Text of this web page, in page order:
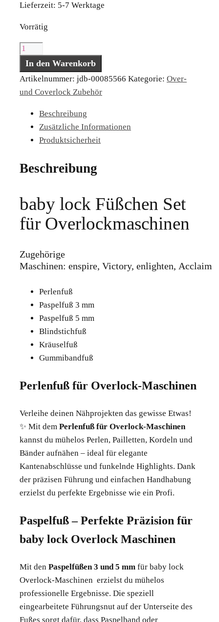
Lieferzeit: 5-7 Werktage
Vorrätig
baby
lock
Füßchen
Overlockmaschinen
Menge
In den Warenkorb
Artikelnummer: jdb-00085566 Kategorie: Over-
und Coverlock Zubehör
Beschreibung
Zusätzliche Informationen
Produktsicherheit
Beschreibung
baby lock Füßchen Set
für Overlockmaschinen
Zugehörige
Maschinen: enspire, Victory, enlighten, Acclaim
Perlenfuß
Paspelfuß 3 mm
Paspelfuß 5 mm
Blindstichfuß
Kräuselfuß
Gummibandfuß
Perlenfuß für Overlock-Maschinen
Verleihe deinen Nähprojekten das gewisse Etwas!
✨ Mit dem Perlenfuß für Overlock-Maschinen
kannst du mühelos Perlen, Pailletten, Kordeln und
Bänder aufnähen – ideal für elegante
Kantenabschlüsse und funkelnde Highlights. Dank
der präzisen Führung und einfachen Handhabung
erzielst du perfekte Ergebnisse wie ein Profi.
Paspelfuß – Perfekte Präzision für
baby lock Overlock Maschinen
Mit den Paspelfüßen 3 und 5 mm für baby lock
Overlock-Maschinen erzielst du mühelos
professionelle Ergebnisse. Die speziell
eingearbeitete Führungsnut auf der Unterseite des
Fußes sorgt dafür, dass Paspelband oder